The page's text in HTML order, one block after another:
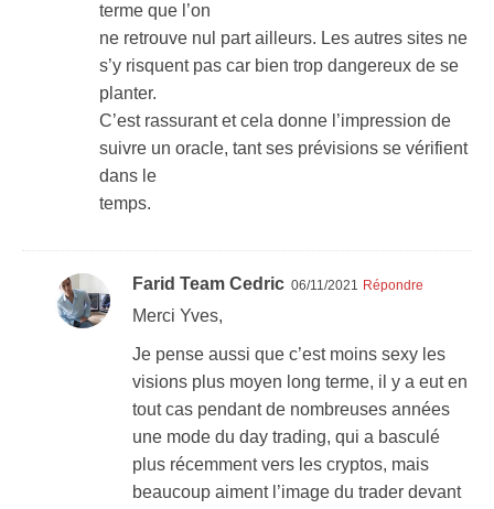
terme que l’on
ne retrouve nul part ailleurs. Les autres sites ne
s’y risquent pas car bien trop dangereux de se
planter.
C’est rassurant et cela donne l’impression de
suivre un oracle, tant ses prévisions se vérifient
dans le
temps.
Farid Team Cedric 06/11/2021 Répondre
Merci Yves,
Je pense aussi que c’est moins sexy les
visions plus moyen long terme, il y a eut en
tout cas pendant de nombreuses années
une mode du day trading, qui a basculé
plus récemment vers les cryptos, mais
beaucoup aiment l’image du trader devant